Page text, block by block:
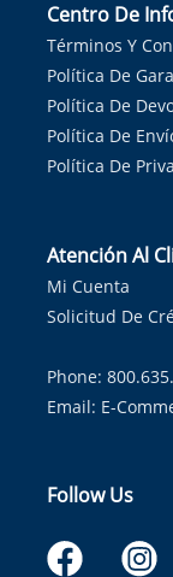
Centro De
Términos Y
Política De
Política De
Política De
Política De
Atención Al
Mi Cuenta
Solicitud De
Phone:
Email: E-
Follow Us